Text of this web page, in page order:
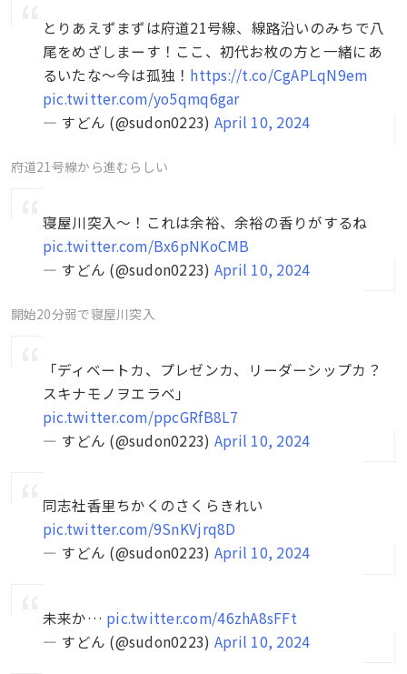
とりあえずまずは府道21号線、線路沿いのみちで八
尾をめざしまーす！ここ、初代お枚の方と一緒にあ
るいたな～今は孤独！ https://t.co/CgAPLqN9em
pic.twitter.com/yo5qmq6gar
— すどん (@sudon0223) April 10, 2024
府道21号線から進むらしい
寝屋川突入～！これは余裕、余裕の香りがするね
pic.twitter.com/Bx6pNKoCMB
— すどん (@sudon0223) April 10, 2024
開始20分弱で寝屋川突入
「ディベートカ、プレゼンカ、リーダーシップカ？
スキナモノヲエラベ」
pic.twitter.com/ppcGRfB8L7
— すどん (@sudon0223) April 10, 2024
同志社香里ちかくのさくらきれい
pic.twitter.com/9SnKVjrq8D
— すどん (@sudon0223) April 10, 2024
未来か… pic.twitter.com/46zhA8sFFt
— すどん (@sudon0223) April 10, 2024